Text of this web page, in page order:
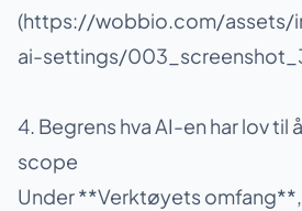
(https://wobbio.com/assets/
ai-settings/
4. Begrens hva AI-en har lov til
scope
Under **Verktøyets omfang**,